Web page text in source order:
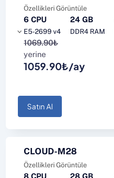
Özellikleri Görüntüle
6 CPU
E5-2699 v4
24 GB
DDR4 RAM
1069.90₺
yerine
1059.90₺/ay
Satın Al
CLOUD-M28
Özellikleri Görüntüle